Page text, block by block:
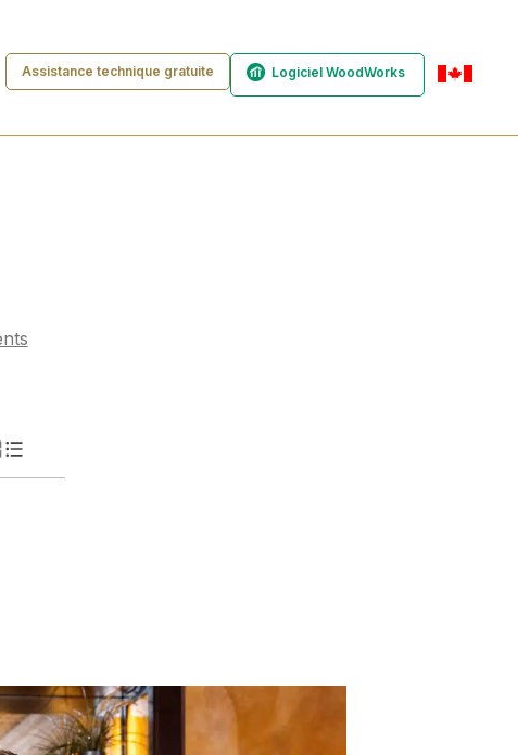
Assistance technique gratuite Logiciel WoodWorks